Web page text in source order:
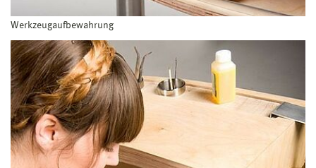
Werkzeugaufbewahrung